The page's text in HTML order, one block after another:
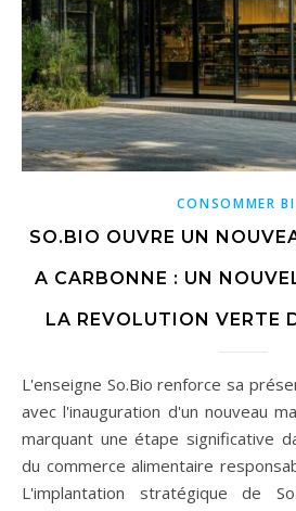
CONSOMMER
SO.BIO OUVRE UN
A CARBONNE : UN
LA REVOLUTION VERTE
L'enseigne So.Bio renforce sa présence dans le Sud-Ouest
avec l'inauguration d'un nouveau
marquant une étape significative
du commerce alimentaire
L'implantation stratégique de